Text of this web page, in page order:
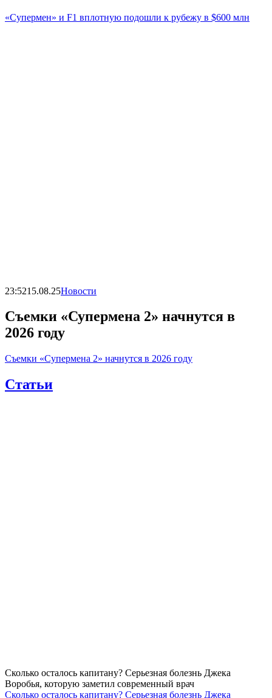
«Супермен» и F1 вплотную подошли к рубежу в $600 млн
23:5215.08.25Новости
Съемки «Супермена 2» начнутся в
2026 году
Съемки «Супермена 2» начнутся в 2026 году
Статьи
Сколько осталось капитану? Серьезная болезнь Джека
Воробья, которую заметил современный врач
Сколько осталось капитану? Серьезная болезнь Джека